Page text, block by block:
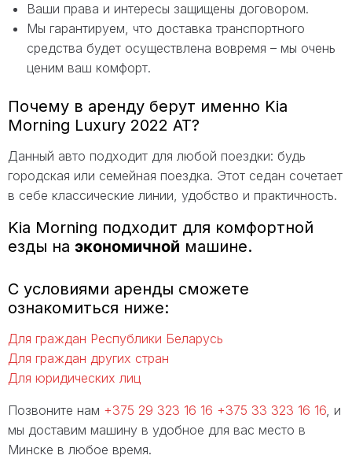
Ваши права и интересы защищены договором.
Мы гарантируем, что доставка транспортного
средства будет осуществлена вовремя – мы очень
ценим ваш комфорт.
Почему в аренду берут именно Kia
Morning Luxury 2022 AT?
Данный авто подходит для любой поездки: будь
городская или семейная поездка. Этот седан сочетает
в себе классические линии, удобство и практичность.
Kia Morning подходит для комфортной
езды на экономичной машине.
С условиями аренды сможете
ознакомиться ниже:
Для граждан Республики Беларусь
Для граждан других стран
Для юридических лиц
Позвоните нам +375 29 323 16 16 +375 33 323 16 16, и
мы доставим машину в удобное для вас место в
Минске в любое время.